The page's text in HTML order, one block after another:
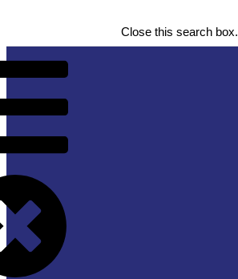
Close this search box.